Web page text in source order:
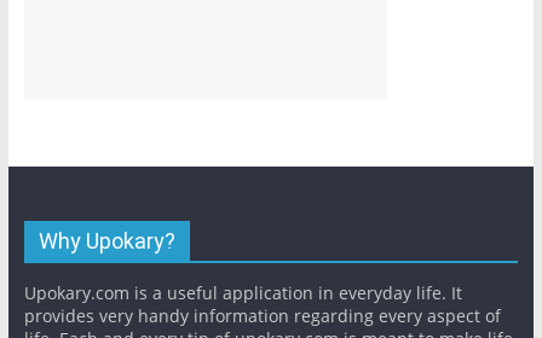
Why Upokary?
Upokary.com is a useful application in everyday life. It
provides very handy information regarding every aspect of